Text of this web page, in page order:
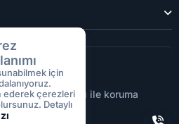
SSL sertifikası ile koruma
için
ederek çerezleri
Detaylı